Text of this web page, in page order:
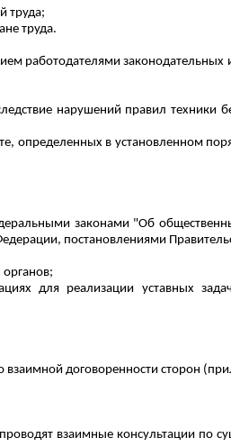
труда;
труда.
работодателями законодательных
нарушений правил техники
определенных в установленном
законами "Об
постановлениями
для реализации уставных
договоренности сторон
взаимные консультации по